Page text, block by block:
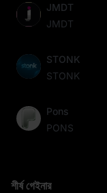
JMDT
JMDT
STONK
STONK
Pons
PONS
শীর্ষ গেইনার